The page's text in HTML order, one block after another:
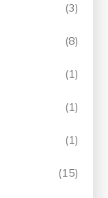
(3)
(8)
(1)
(1)
(1)
(15)